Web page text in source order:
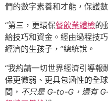
們的數字素養和才能，保護
“第三，更環保餐飲業體檢的
給技巧和資金。經由過程技
經濟的生孩子，”總統說。
“我約請一切世界經濟引導
保更微弱、更具包涵性的全
間， 不只是 G-to-G，還有